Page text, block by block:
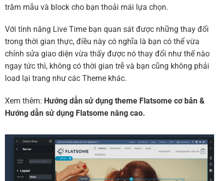
trăm mẫu và block cho bạn thoải mái lựa chọn.
Với tính năng Live Time bạn quan sát được những thay đổi
trong thời gian thực, điều này có nghĩa là bạn có thể vừa
chỉnh sửa giao diện vừa thấy được nó thay đổi như thế nào
ngay tức thì, không có thời gian trễ và bạn cũng không phải
load lại trang như các Theme khác.
Xem thêm: Hướng dẫn sử dụng theme Flatsome cơ bản &
Hướng dẫn sử dụng Flatsome nâng cao.